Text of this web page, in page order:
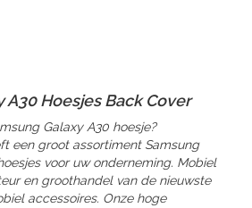
A30 Hoesjes Back Cover
Galaxy A30 hoesje?
een groot assortiment Samsung
voor uw onderneming. Mobiel
en groothandel van de nieuwste
accessoires. Onze hoge